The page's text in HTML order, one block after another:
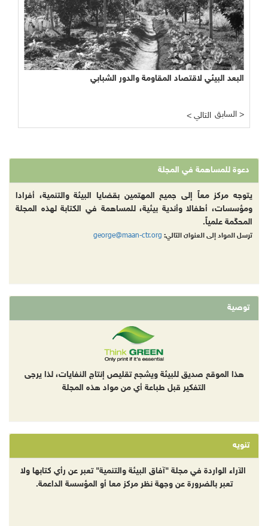
البعد البيئي لاقتصاد المقاومة والدور الشبابي
< التالي السابق >
دعوة للمساهمة في المجلة
يتوجه مركز معاً إلى جميع المهتمين بقضايا البيئة والتنمية، أفرادا
ومؤسسات، أطفالا وأندية بيئية، للمساهمة في الكتابة لهذه المجلة
المحكّمة علمياً.
ترسل المواد إلى العنوان التالي: george@maan-ctr.org
توصية
هذا الموقع صديق للبيئة ويشجع تقليص إنتاج النفايات، لذا يرجى
التفكير قبل طباعة أي من مواد هذه المجلة
تنويه
الآراء الواردة في مجلة "آفاق البيئة والتنمية" تعبر عن رأي كتابها ولا
تعبر بالضرورة عن وجهة نظر مركز معا أو المؤسسة الداعمة.